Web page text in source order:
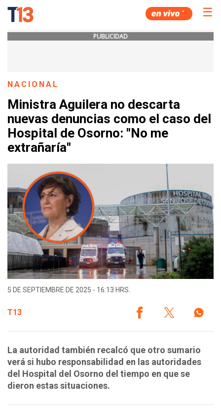
☰
PUBLICIDAD
NACIONAL
Ministra Aguilera no descarta
nuevas denuncias como el caso del
Hospital de Osorno: "No me
extrañaría"
5 DE SEPTIEMBRE DE 2025 - 16:13 HRS.
T13
La autoridad también recalcó que otro sumario
verá si hubo responsabilidad en las autoridades
del Hospital del Osorno del tiempo en que se
dieron estas situaciones.